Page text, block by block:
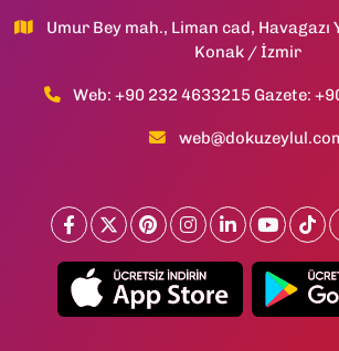
Umur Bey mah., Liman cad,
Konak / İzmir
Web: +90 232 4633215 Gazete: